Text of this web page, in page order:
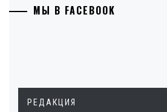
МЫ В FACEBOOK
РЕДАКЦИЯ